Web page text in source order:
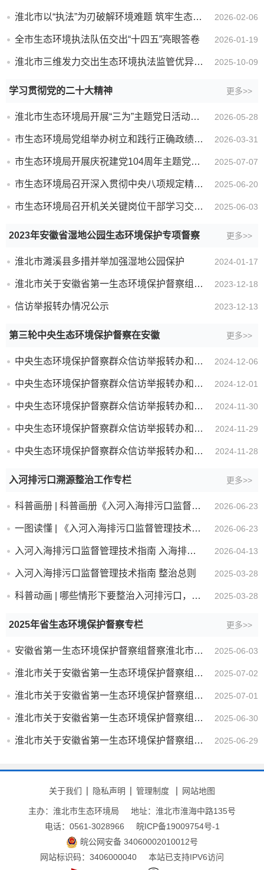
淮北市以“执法”为刃破解环境难题 筑牢生态安全屏障 2026-02-06
全市生态环境执法队伍交出“十四五”亮眼答卷 2026-01-19
淮北市三维发力交出生态环境执法监管优异答卷 2025-10-09
学习贯彻党的二十大精神 更多>>
淮北市生态环境局开展“三为”主题党日活动，以法治力量护航企业高质量发展 2026-05-28
市生态环境局党组举办树立和践行正确政绩观学习教育读书班开班式 2026-03-31
市生态环境局开展庆祝建党104周年主题党日活动 2025-07-07
市生态环境局召开深入贯彻中央八项规定精神学习教育辅导报告会 2025-06-20
市生态环境局召开机关关键岗位干部学习交流会 2025-06-03
2023年安徽省湿地公园生态环境保护专项督察 更多>>
淮北市濉溪县多措并举加强湿地公园保护 2024-01-17
淮北市关于安徽省第一生态环境保护督察组第一批交办信访件查处情况的公示 2023-12-18
信访举报转办情况公示 2023-12-13
第三轮中央生态环境保护督察在安徽 更多>>
中央生态环境保护督察群众信访举报转办和边督边改公开情况（第三十三批） 2024-12-06
中央生态环境保护督察群众信访举报转办和边督边改公开情况（第三十二批） 2024-12-01
中央生态环境保护督察群众信访举报转办和边督边改公开情况（第三十一批） 2024-11-30
中央生态环境保护督察群众信访举报转办和边督边改公开情况（第三十批） 2024-11-29
中央生态环境保护督察群众信访举报转办和边督边改公开情况（第二十九批） 2024-11-28
入河排污口溯源整治工作专栏 更多>>
科普画册 | 科普画册《入河入海排污口监督管理技术指南 整治总则》 2026-06-23
一图读懂 | 《入河入海排污口监督管理技术指南 入海排污口规范化建设》（HJ 1437-2025） 2026-06-23
入河入海排污口监督管理技术指南 入海排污口规范化建设 2026-04-13
入河入海排污口监督管理技术指南 整治总则 2025-03-28
科普动画 | 哪些情形下要整治入河排污口，有何具体要求？ 2025-03-28
2025年省生态环境保护督察专栏 更多>>
安徽省第一生态环境保护督察组督察淮北市举报联系方式 2025-06-03
淮北市关于安徽省第一生态环境保护督察组第二十一批交办信访件查处情况的公示 2025-07-02
淮北市关于安徽省第一生态环境保护督察组第二十批交办信访件查处情况的公示 2025-07-01
淮北市关于安徽省第一生态环境保护督察组第十九批交办信访件查处情况的公示 2025-06-30
淮北市关于安徽省第一生态环境保护督察组第十八批交办信访件查处情况的公示 2025-06-29
关于我们 隐私声明 管理制度 网站地图
主办：淮北市生态环境局
地址：淮北市淮海中路135号
电话：0561-3028966
皖ICP备19009754号-1
皖公网安备 34060002010012号
网站标识码：3406000040
本站已支持IPV6访问